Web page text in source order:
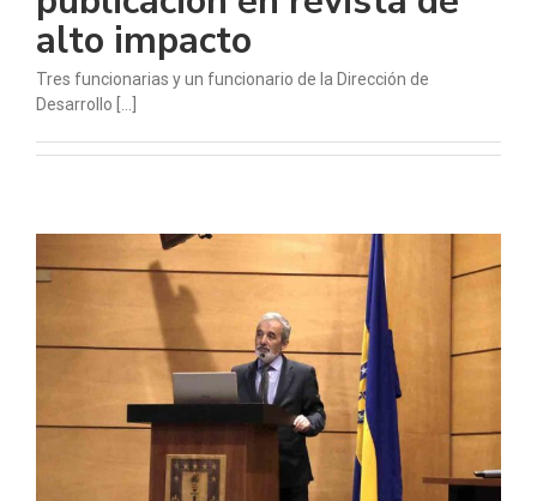
alto impacto
Tres funcionarias y un funcionario de la Dirección de
Desarrollo [...]